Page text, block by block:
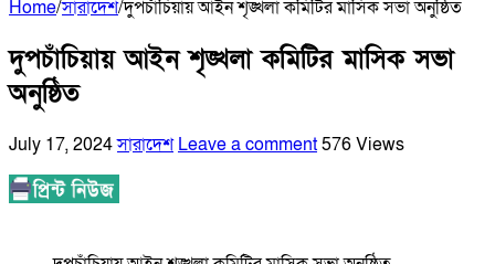
Home/সারাদেশ/দুপচাঁচিয়ায় আইন শৃঙ্খলা কমিটির মাসিক সভা অনুষ্ঠিত
দুপচাঁচিয়ায় আইন শৃঙ্খলা কমিটির মাসিক সভা
অনুষ্ঠিত
July 17, 2024সারাদেশ Leave a comment576 Views